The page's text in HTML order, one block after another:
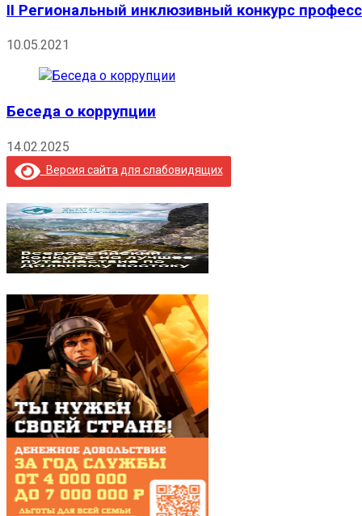
II Региональный инклюзивный конкурс
10.05.2021
Беседа о коррупции
14.02.2025
Версия сайта для слабовидящих